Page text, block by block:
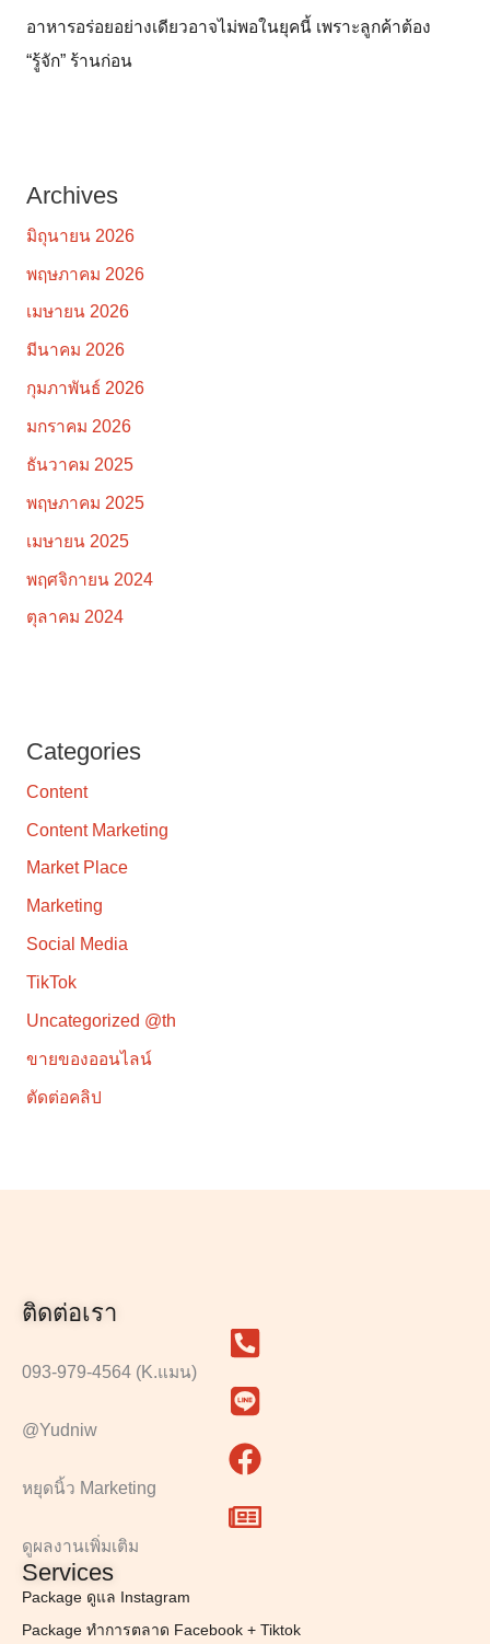
อาหารอร่อยอย่างเดียวอาจไม่พอในยุคนี้ เพราะลูกค้าต้อง
“รู้จัก” ร้านก่อน
Archives
มิถุนายน 2026
พฤษภาคม 2026
เมษายน 2026
มีนาคม 2026
กุมภาพันธ์ 2026
มกราคม 2026
ธันวาคม 2025
พฤษภาคม 2025
เมษายน 2025
พฤศจิกายน 2024
ตุลาคม 2024
Categories
Content
Content Marketing
Market Place
Marketing
Social Media
TikTok
Uncategorized @th
ขายของออนไลน์
ตัดต่อคลิป
ติดต่อเรา
093-979-4564 (K.แมน)
@Yudniw
หยุดนิ้ว Marketing
ดูผลงานเพิ่มเติม
Services
Package ดูแล Instagram
Package ทำการตลาด Facebook + Tiktok